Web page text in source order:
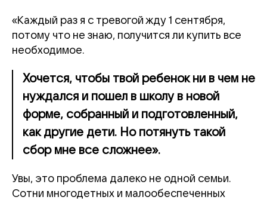
«Каждый раз я с тревогой жду 1 сентября,
потому что не знаю, получится ли купить все
необходимое.
Хочется, чтобы твой ребенок ни в чем не
нуждался и пошел в школу в новой
форме, собранный и подготовленный,
как другие дети. Но потянуть такой
сбор мне все сложнее».
Увы, это проблема далеко не одной семьи.
Сотни многодетных и малообеспеченных